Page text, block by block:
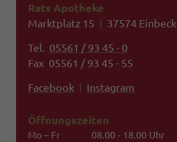
Rats Apotheke
Marktplatz 15 | 37574 Einbeck
Tel. 05561 / 93 45 - 0
Fax 05561 / 93 45 - 55
Facebook | Instagram
Öffnungszeiten
Mo – Fr
08.00 - 18.00 Uhr